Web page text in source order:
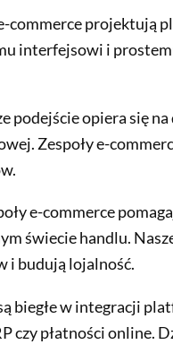
commerce projektują
interfejsowi i
podejście opiera się
Zespoły e-
e-commerce
świecie handlu.
i budują lojalność.
biegłe w integracji
czy płatności online.